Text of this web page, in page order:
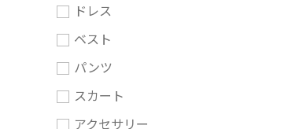
ドレス
ベスト
パンツ
スカート
アクセサリー